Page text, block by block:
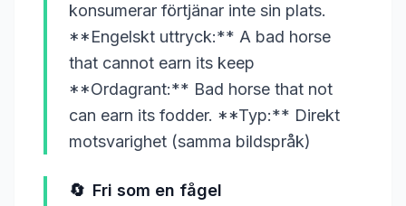
konsumerar förtjänar inte sin plats.
**Engelskt uttryck:** A bad horse
that cannot earn its keep
**Ordagrant:** Bad horse that not
can earn its fodder. **Typ:** Direkt
motsvarighet (samma bildspråk)
🔄 Fri som en fågel